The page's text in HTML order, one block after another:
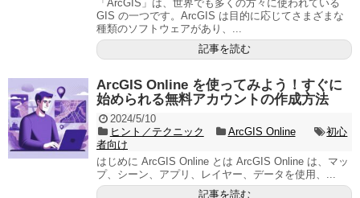
「ArcGIS」は、世界でも多くの方々に使われている
GIS の一つです。ArcGIS は目的に応じてさまざまな
種類のソフトウェアがあり、...
記事を読む
ArcGIS Online を使ってみよう！すぐに
始められる無料アカウントの作成方法
2024/5/10
ヒント／テクニック
ArcGIS Online
初心
者向け
はじめに ArcGIS Online とは ArcGIS Online は、マッ
プ、シーン、アプリ、レイヤー、データを使用、...
記事を読む